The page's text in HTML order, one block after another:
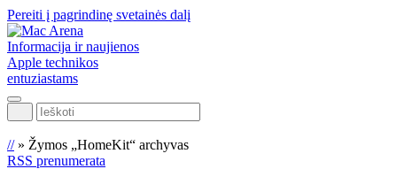
Pereiti į pagrindinę svetainės dalį
Informacija ir naujienos
Apple technikos
entuziastams
Ieškoti
//» Žymos „HomeKit“ archyvas
RSS prenumerata